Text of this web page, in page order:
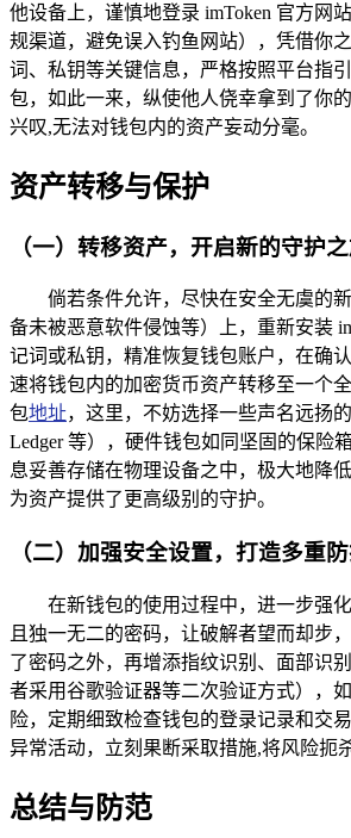
他设备上，谨慎地登录 imToken 官方网
规渠道，避免误入钓鱼网站），凭借你
词、私钥等关键信息，严格按照平台指
包，如此一来，纵使他人侥幸拿到了你
兴叹,无法对钱包内的资产妄动分毫。
资产转移与保护
（一）转移资产，开启新的守护
倘若条件允许，尽快在安全无虞的
备未被恶意软件侵蚀等）上，重新安装
记词或私钥，精准恢复钱包账户，在确
速将钱包内的加密货币资产转移至一个
包地址，这里，不妨选择一些声名远扬
Ledger 等），硬件钱包如同坚固的保险
息妥善存储在物理设备之中，极大地降
为资产提供了更高级别的守护。
（二）加强安全设置，打造多重
在新钱包的使用过程中，进一步强
且独一无二的密码，让破解者望而却步
了密码之外，再增添指纹识别、面部识
者采用谷歌验证器等二次验证方式），
险，定期细致检查钱包的登录记录和交
异常活动，立刻果断采取措施,将风险扼
总结与防范